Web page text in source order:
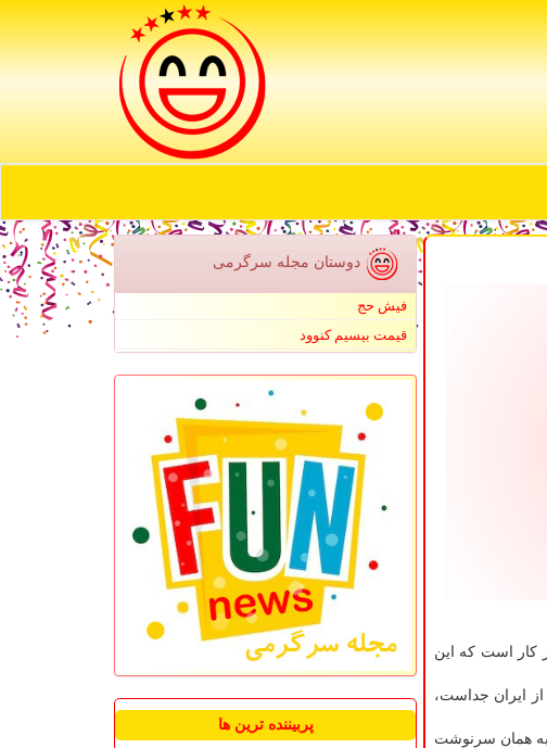
ولی دست هایی در كار است كه این
ایران جداست،
به همان سرنوشت
دوستان مجله سرگرمی
فیش حج
قیمت بیسیم کنوود
پربیننده ترین ها